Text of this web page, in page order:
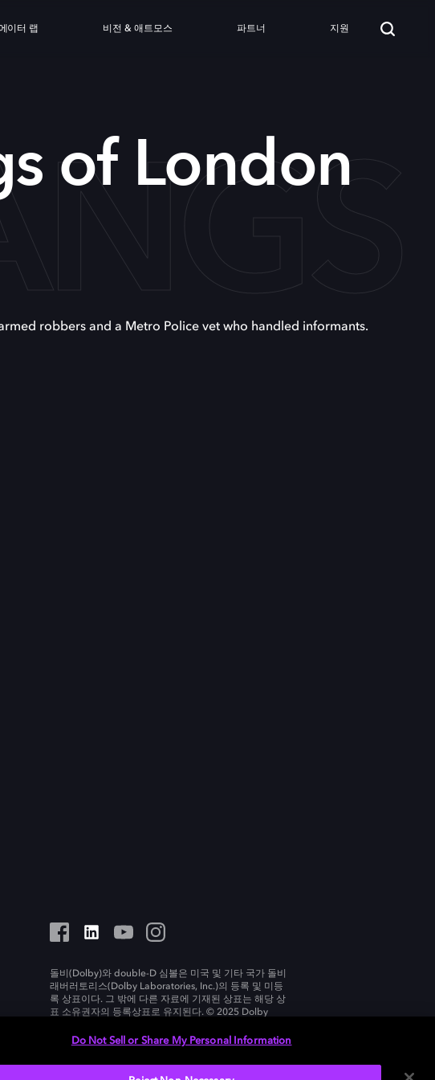
이터 랩 비전 & 애트모스 파트너 지원
of London
robbers and a Metro Police vet who handled informants.
돌비(Dolby)와 double-D 심볼은 미국 및 기타 국가 돌비
래버러토리스(Dolby Laboratories, Inc.)의 등록 및 미등
록 상표이다. 그 밖에 다른 자료에 기재된 상표는 해당 상
표 소유권자의 등록상표로 유지된다. © 2025 Dolby
Do Not Sell or Share My Personal Information